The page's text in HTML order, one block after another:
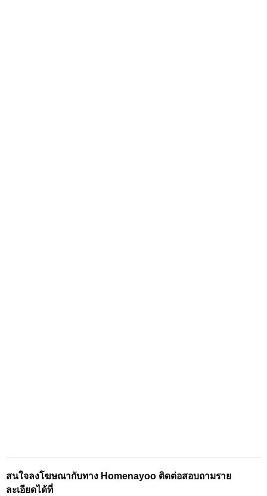
สนใจลงโฆษณากับทาง Homenayoo ติดต่อสอบถามราย
ละเอียดได้ที่